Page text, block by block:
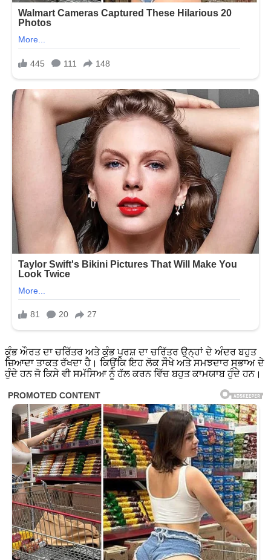
ਕੁੰਭ ਔਰਤ ਦਾ ਚਰਿੱਤਰ ਅਤੇ ਕੁੰਭ ਪੁਰਸ਼ ਦਾ ਚਰਿੱਤਰ ਉਨ੍ਹਾਂ ਦੇ ਅੰਦਰ ਬਹੁਤ
ਜ਼ਿਆਦਾ ਤਾਕਤ ਰੱਖਦਾ ਹੈ। ਕਿਉਂਕਿ ਇਹ ਲੋਕ ਸੌਖੇ ਅਤੇ ਸਮਝਦਾਰ ਸੁਭਾਅ ਦੇ
ਹੁੰਦੇ ਹਨ ਜੋ ਕਿਸੇ ਵੀ ਸਮੱਸਿਆ ਨੂੰ ਹੱਲ ਕਰਨ ਵਿੱਚ ਬਹੁਤ ਕਾਮਯਾਬ ਹੁੰਦੇ ਹਨ।